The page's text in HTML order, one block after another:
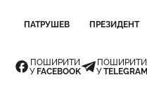
ПАТРУШЕВ ПРЕЗИДЕНТ
ПОШИРИТИ
У FACEBOOK
ПОШИРИТИ
УTELEGRAM